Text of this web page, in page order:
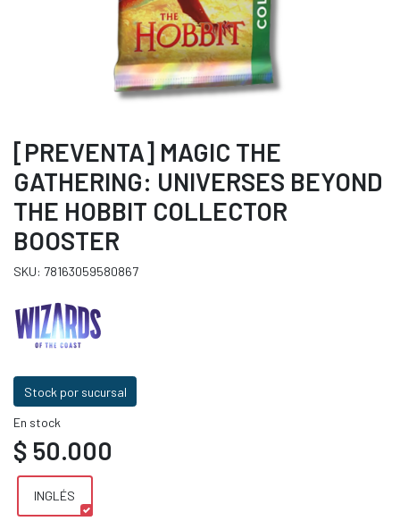
[PREVENTA] MAGIC THE
GATHERING: UNIVERSES BEYOND
THE HOBBIT COLLECTOR
BOOSTER
SKU: 78163059580867
Stock por sucursal
En stock
$ 50.000
INGLÉS